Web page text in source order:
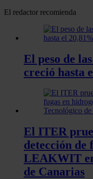
El redactor recomienda
El peso de
creció hasta
El ITER
detección de
LEAKWIT
de Canarias